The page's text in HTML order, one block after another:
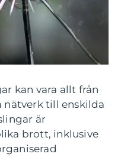
kan vara allt från
till enskilda
är
brott, inklusive